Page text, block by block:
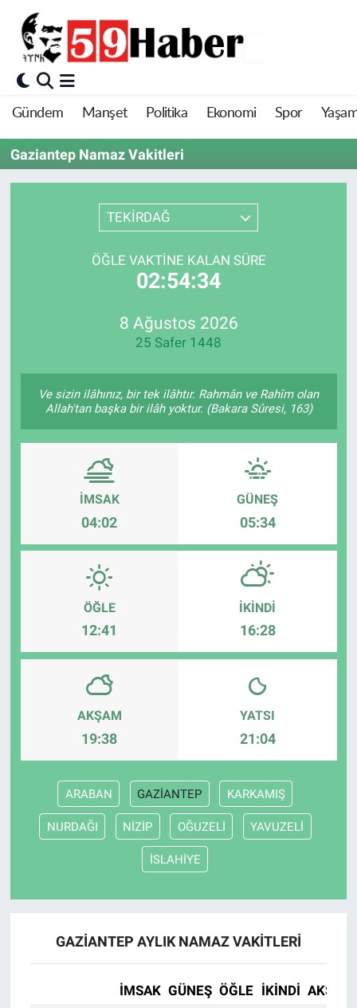
Gündem Manşet Politika Ekonomi Spor
Gaziantep Namaz Vakitleri
TEKİRDAĞ
ÖĞLE VAKTINE KALAN SÜRE
02:54:34
8 Ağustos 2026
25 Safer 1448
Ve sizin ilâhınız, bir tek ilâhtır. Rahmân ve Rahîm olan
Allah'tan başka bir ilâh yoktur. (Bakara Sûresi, 163)
İMSAK
04:02
GÜNEŞ
05:34
ÖĞLE
12:41
İKINDI
16:28
AKŞAM
19:38
YATSI
21:04
ARABAN GAZİANTEP KARKAMIŞ
NURDAĞI NİZİP OĞUZELİ YAVUZELİ
İSLAHİYE
GAZİANTEP AYLIK NAMAZ VAKITLERI
İMSAK GÜNEŞ ÖĞLE İKINDI AKŞAM